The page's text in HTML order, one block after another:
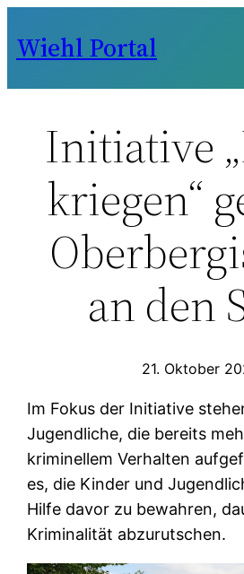
Inhalt
Wiehl Portal
Initiative
kriegen“
an den
21. Oktober
Im Fokus der Initiative
Jugendliche, die bereits
kriminellem Verhalten
es, die Kinder und
Hilfe davor zu bewahren,
Kriminalität abzurutschen.